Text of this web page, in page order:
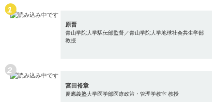
原晋
青山学院大学駅伝部監督／青山学院大学地球社会共生学部
教授
宮田裕章
慶應義塾大学医学部医療政策・管理学教室 教授